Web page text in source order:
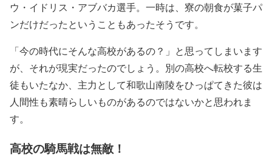
ウ・イドリス・アブバカ選手。一時は、寮の朝食が菓子パ
ンだけだったということもあったそうです。
「今の時代にそんな高校があるの？」と思ってしまいます
が、それが現実だったのでしょう。別の高校へ転校する生
徒もいたなか、主力として和歌山南陵をひっぱてきた彼は
人間性も素晴らしいものがあるのではないかと思われま
す。
高校の騎馬戦は無敵！